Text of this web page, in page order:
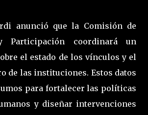
anunció que la Comisión de
Participación coordinará un
el estado de los vínculos y el
de las instituciones. Estos datos
para fortalecer las políticas
y diseñar intervenciones